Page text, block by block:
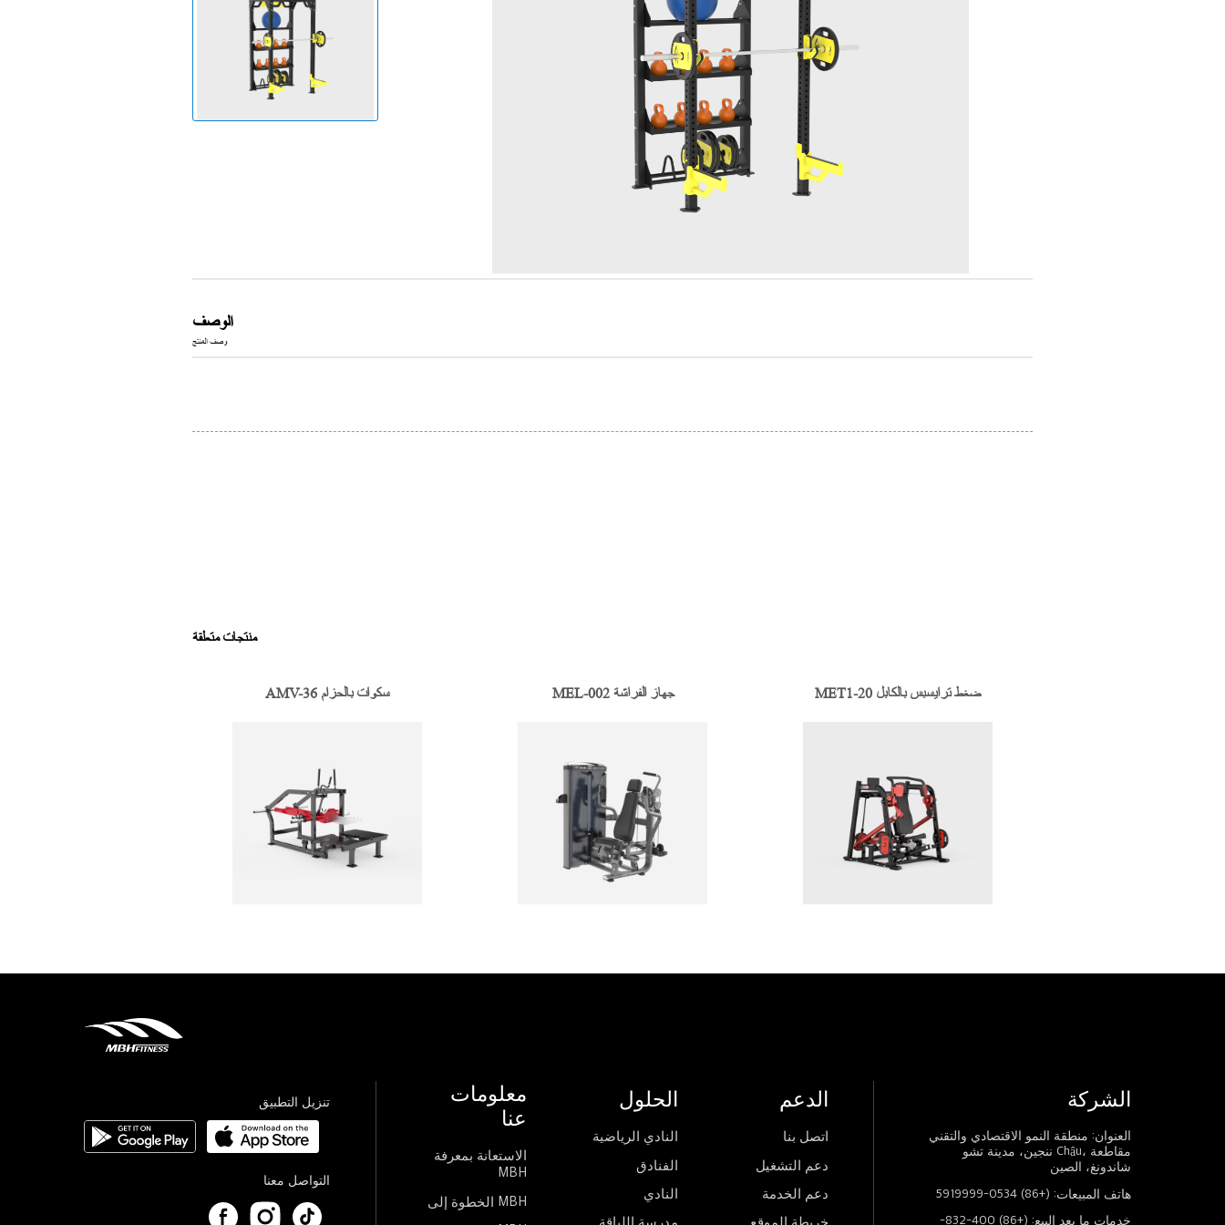
سلسلةAMV
الوصف
وصف المنتج
منتجات متعلقة
AMV-36 سكوات بالحزام MEL-002 جهاز الفراشة MET1-20 ضغط ترايسبس بالكابل
تنزيل التطبيق
التواصل معنا
معلومات
عنا
الاستعانة بمعرفة
MBH
الخطوة إلى MBH
الحلول
النادي الرياضية
الفنادق
النادي
مدرسة اللياقة
الدعم
اتصل بنا
دعم التشغيل
دعم الخدمة
خريطة الموقع
الشركة
العنوان: منطقة النمو الاقتصادي والتقني
ننجين، مدينة تشو Châu، مقاطعة
شاندونغ، الصين
هاتف المبيعات: (+86) 0534-5919999
خدمات ما بعد البيع: (+86) 400-832-